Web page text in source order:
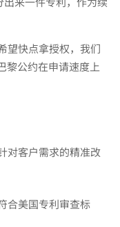
望快点拿授权，我们
黎公约在申请速度上
对客户需求的精准改
合美国专利审查标